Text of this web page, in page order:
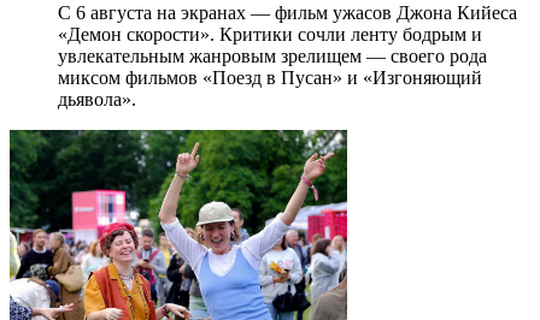
С 6 августа на экранах — фильм ужасов Джона Кийеса
«Демон скорости». Критики сочли ленту бодрым и
увлекательным жанровым зрелищeм — своего рода
миксом фильмов «Поезд в Пусан» и «Изгоняющий
дьявола».